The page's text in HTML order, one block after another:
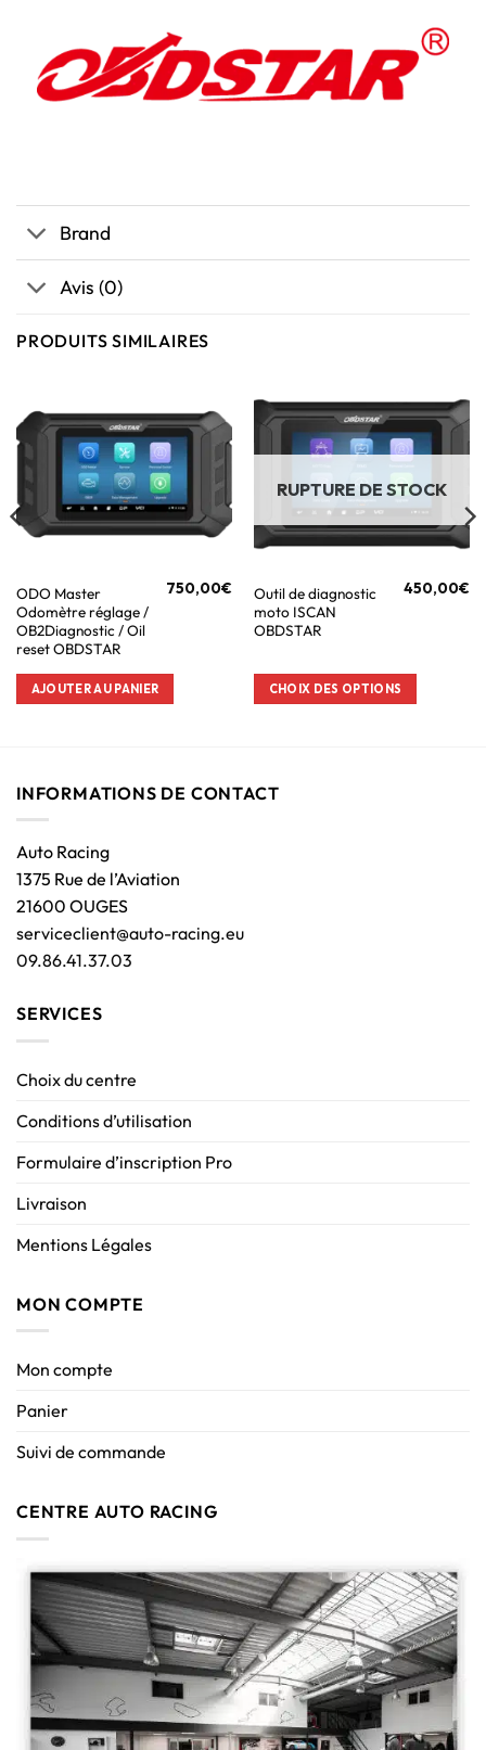
Brand
Avis (0)
PRODUITS SIMILAIRES
ODO Master
Odomètre réglage /
OB2Diagnostic / Oil
reset OBDSTAR
750,00€
AJOUTER AU PANIER
RUPTURE DE STOCK
Outil de diagnostic
moto ISCAN
OBDSTAR
450,00€
CHOIX DES OPTIONS
INFORMATIONS DE CONTACT
Auto Racing
1375 Rue de l’Aviation
21600 OUGES
serviceclient@auto-racing.eu
09.86.41.37.03
SERVICES
Choix du centre
Conditions d’utilisation
Formulaire d’inscription Pro
Livraison
Mentions Légales
MON COMPTE
Mon compte
Panier
Suivi de commande
CENTRE AUTO RACING